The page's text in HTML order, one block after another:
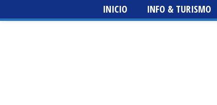
INICIO INFO & TURISMO